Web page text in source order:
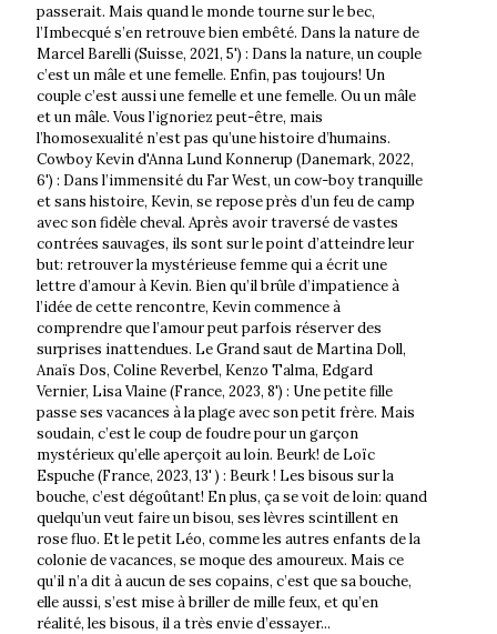
passerait. Mais quand le monde tourne sur le bec,
l’Imbecqué s’en retrouve bien embêté. Dans la nature de
Marcel Barelli (Suisse, 2021, 5') : Dans la nature, un couple
c’est un mâle et une femelle. Enfin, pas toujours! Un
couple c’est aussi une femelle et une femelle. Ou un mâle
et un mâle. Vous l’ignoriez peut-être, mais
l’homosexualité n’est pas qu’une histoire d’humains.
Cowboy Kevin d'Anna Lund Konnerup (Danemark, 2022,
6') : Dans l’immensité du Far West, un cow-boy tranquille
et sans histoire, Kevin, se repose près d’un feu de camp
avec son fidèle cheval. Après avoir traversé de vastes
contrées sauvages, ils sont sur le point d’atteindre leur
but: retrouver la mystérieuse femme qui a écrit une
lettre d’amour à Kevin. Bien qu’il brûle d’impatience à
l’idée de cette rencontre, Kevin commence à
comprendre que l’amour peut parfois réserver des
surprises inattendues. Le Grand saut de Martina Doll,
Anaïs Dos, Coline Reverbel, Kenzo Talma, Edgard
Vernier, Lisa Vlaine (France, 2023, 8') : Une petite fille
passe ses vacances à la plage avec son petit frère. Mais
soudain, c’est le coup de foudre pour un garçon
mystérieux qu’elle aperçoit au loin. Beurk! de Loïc
Espuche (France, 2023, 13' ) : Beurk ! Les bisous sur la
bouche, c’est dégoûtant! En plus, ça se voit de loin: quand
quelqu’un veut faire un bisou, ses lèvres scintillent en
rose fluo. Et le petit Léo, comme les autres enfants de la
colonie de vacances, se moque des amoureux. Mais ce
qu’il n’a dit à aucun de ses copains, c’est que sa bouche,
elle aussi, s’est mise à briller de mille feux, et qu’en
réalité, les bisous, il a très envie d’essayer...